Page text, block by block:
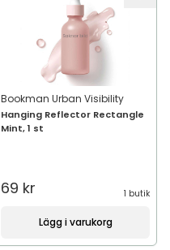
Bookman Urban Visibility
Hanging Reflector Rectangle
Mint, 1 st
69 kr 1 butik
Lägg i varukorg